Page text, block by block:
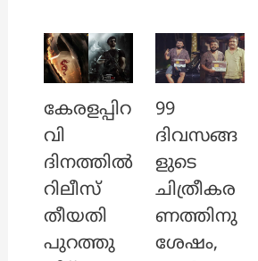
കേരളപ്പിറ
വി
ദിനത്തിൽ
റിലീസ്
തീയതി
പുറത്തു
99
ദിവസങ്ങ
ളുടെ
ചിത്രീകര
ണത്തിനു
ശേഷം,